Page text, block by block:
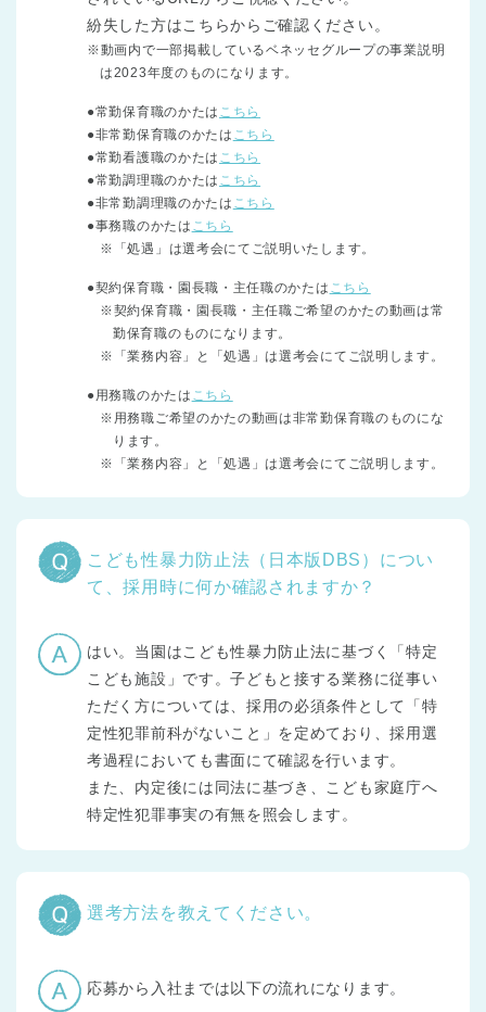
紛失した方はこちらからご確認ください。
※動画内で一部掲載しているベネッセグループの事業説明
は2023年度のものになります。
●常勤保育職のかたは こちら
●非常勤保育職のかたは こちら
●常勤看護職のかたは こちら
●常勤調理職のかたは こちら
●非常勤調理職のかたは こちら
●事務職のかたは こちら
※「処遇」は選考会にてご説明いたします。
●契約保育職・園長職・主任職のかたは こちら
※契約保育職・園長職・主任職ご希望のかたの動画は常
勤保育職のものになります。
※「業務内容」と「処遇」は選考会にてご説明します。
●用務職のかたは こちら
※用務職ご希望のかたの動画は非常勤保育職のものにな
ります。
※「業務内容」と「処遇」は選考会にてご説明します。
こども性暴力防止法（日本版DBS）につい
て、採用時に何か確認されますか？
はい。当園はこども性暴力防止法に基づく「特定
こども施設」です。子どもと接する業務に従事い
ただく方については、採用の必須条件として「特
定性犯罪前科がないこと」を定めており、採用選
考過程においても書面にて確認を行います。
また、内定後には同法に基づき、こども家庭庁へ
特定性犯罪事実の有無を照会します。
選考方法を教えてください。
応募から入社までは以下の流れになります。